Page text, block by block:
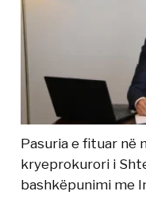
Pasuria e fituar në
kryeprokurori i
bashkëpunimi me